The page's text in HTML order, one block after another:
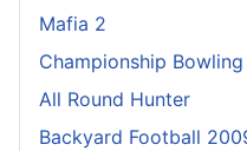
Mafia 2
Championship Bowling
All Round Hunter
Backyard Football